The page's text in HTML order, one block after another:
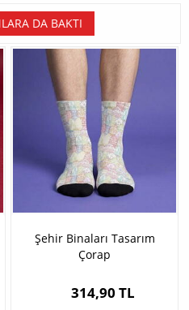
DA BAKTI
Şehir Binaları Tasarım
Çorap
314,90 TL